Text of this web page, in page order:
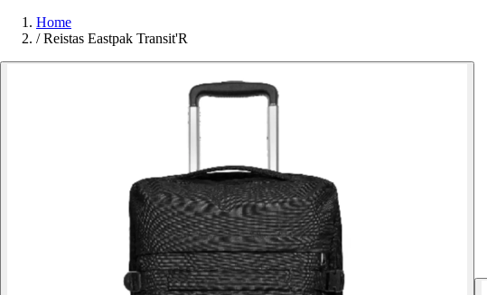
Home
/ Reistas Eastpak Transit'R